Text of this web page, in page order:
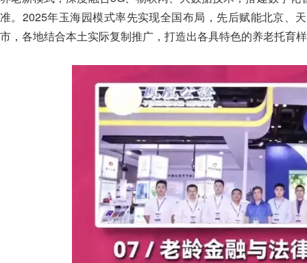
准。2025年玉海园模式率先实现全国布局，先后赋能北京、
市，各地结合本土实际复制推广，打造出各具特色的养老托育